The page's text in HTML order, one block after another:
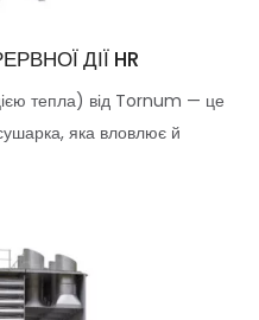
ДІЇ HR
тепла) від Tornum — це
яка вловлює й